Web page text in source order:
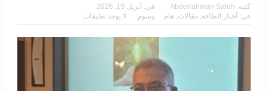
كتبه: Abdelrahman Saleh فى: أبريل 19, 2026
فى: أخبار الطاقة مقالات هام وسوم: لا يوجد تعليقات